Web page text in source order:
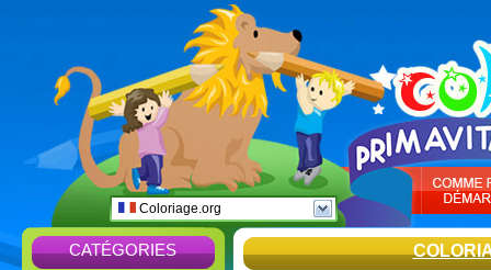
Coloriage.org
CATÉGORIES